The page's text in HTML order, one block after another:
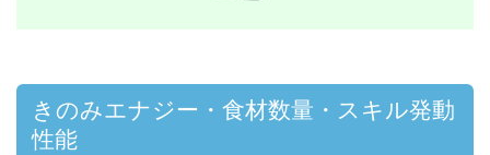
きのみエナジー・食材数量・スキル発動
性能